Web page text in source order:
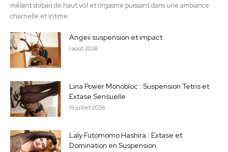
mêlant shibari de haut vol et orgasme puissant dans une ambiance
charnelle et intime.
Angeii suspension et impact
1 août 2026
Lina Power Monobloc : Suspension Tetris et
Extase Sensuelle
15 juillet 2026
Laly Futomomo Hashira : Extase et
Domination en Suspension